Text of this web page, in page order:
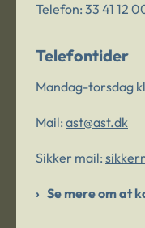
Telefon: 33 41 12
Telefontider
Mandag-torsdag
Mail: ast@ast.dk
Sikker mail:
Se mere om at